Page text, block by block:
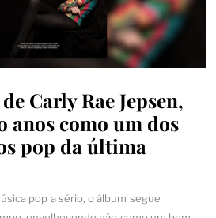
de Carly Rae Jepsen,
anos como um dos
pop da última
pop a sério, o álbum segue